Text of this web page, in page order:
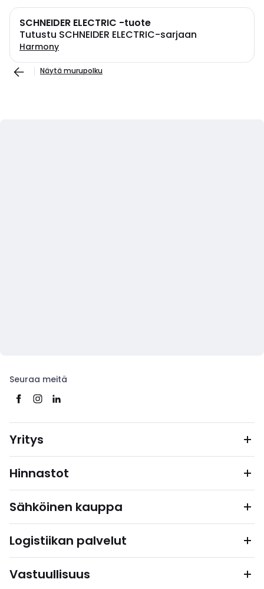
SCHNEIDER ELECTRIC -tuote
Tutustu SCHNEIDER ELECTRIC-sarjaan
Harmony
Näytä murupolku
Seuraa meitä
Yritys
Hinnastot
Sähköinen kauppa
Logistiikan palvelut
Vastuullisuus